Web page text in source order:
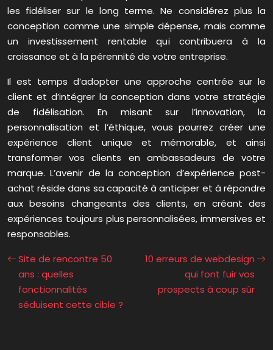
les fidéliser sur le long terme. Ne considérez plus la
conception comme une simple dépense, mais comme
un investissement rentable qui contribuera à la
croissance et à la pérennité de votre entreprise.
Il est temps d’adopter une approche centrée sur le
client et d’intégrer la conception dans votre stratégie
de fidélisation. En misant sur l’innovation, la
personnalisation et l’éthique, vous pourrez créer une
expérience client unique et mémorable, et ainsi
transformer vos clients en ambassadeurs de votre
marque. L’avenir de la conception d’expérience post-
achat réside dans sa capacité à anticiper et à répondre
aux besoins changeants des clients, en créant des
expériences toujours plus personnalisées, immersives et
responsables.
Site de rencontre 50
ans : quelles
fonctionnalités
séduisent cette cible ?
10 erreurs de webdesign
qui font fuir vos
prospects à coup sûr